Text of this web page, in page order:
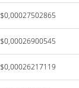
$0,00027502865
$0,00026900545
$0,00026217119